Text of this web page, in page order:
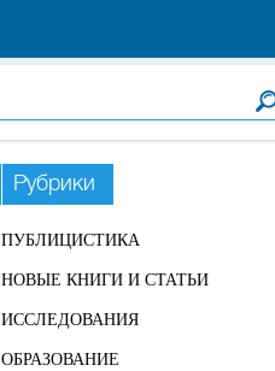
Рубрики
ПУБЛИЦИСТИКА
НОВЫЕ КНИГИ И СТАТЬИ
ИССЛЕДОВАНИЯ
ОБРАЗОВАНИЕ